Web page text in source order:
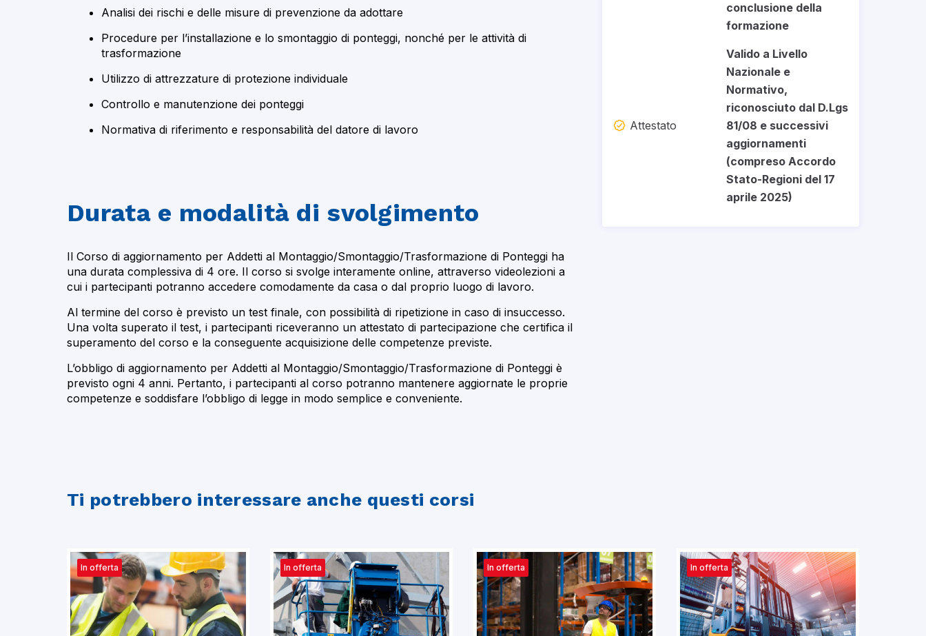
Analisi dei rischi e delle misure di prevenzione da adottare
Procedure per l’installazione e lo smontaggio di ponteggi, nonché per le attività di
trasformazione
Utilizzo di attrezzature di protezione individuale
Controllo e manutenzione dei ponteggi
Normativa di riferimento e responsabilità del datore di lavoro
Durata e modalità di svolgimento
Il Corso di aggiornamento per Addetti al Montaggio/Smontaggio/Trasformazione di Ponteggi ha
una durata complessiva di 4 ore. Il corso si svolge interamente online, attraverso videolezioni a
cui i partecipanti potranno accedere comodamente da casa o dal proprio luogo di lavoro.
Al termine del corso è previsto un test finale, con possibilità di ripetizione in caso di insuccesso.
Una volta superato il test, i partecipanti riceveranno un attestato di partecipazione che certifica il
superamento del corso e la conseguente acquisizione delle competenze previste.
L’obbligo di aggiornamento per Addetti al Montaggio/Smontaggio/Trasformazione di Ponteggi è
previsto ogni 4 anni. Pertanto, i partecipanti al corso potranno mantenere aggiornate le proprie
competenze e soddisfare l’obbligo di legge in modo semplice e conveniente.
conclusione della
formazione
Attestato
Valido a Livello
Nazionale e
Normativo,
riconosciuto dal D.Lgs
81/08 e successivi
aggiornamenti
(compreso Accordo
Stato-Regioni del 17
aprile 2025)
Ti potrebbero interessare anche questi corsi
In offerta In offerta In offerta In offerta